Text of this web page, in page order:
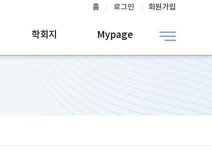
홈 로그인 회원가입
학회지 Mypage